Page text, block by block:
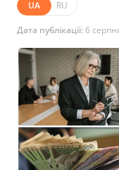
UA RU
Дата публікації: 6